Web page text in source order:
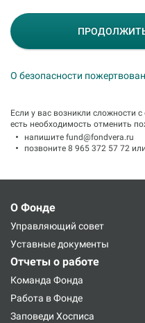
О безопасности
Если у вас возникли сложности
есть необходимость отменить
напишите fund@fondvera.ru
позвоните 8 965 372 57 72 или
О Фонде
Управляющий совет
Уставные документы
Отчеты о работе
Команда Фонда
Работа в Фонде
Заповеди Хосписа